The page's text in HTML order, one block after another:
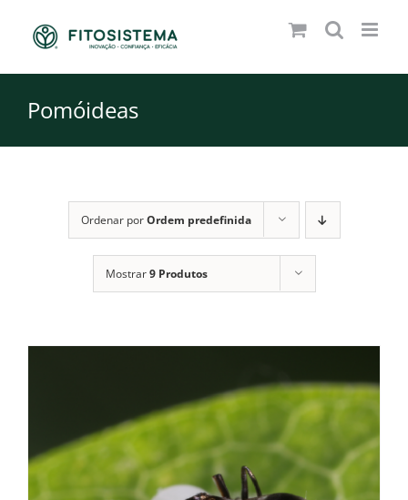
Pomóideas
Ordenar porOrdem predefinida
Mostrar9 Produtos